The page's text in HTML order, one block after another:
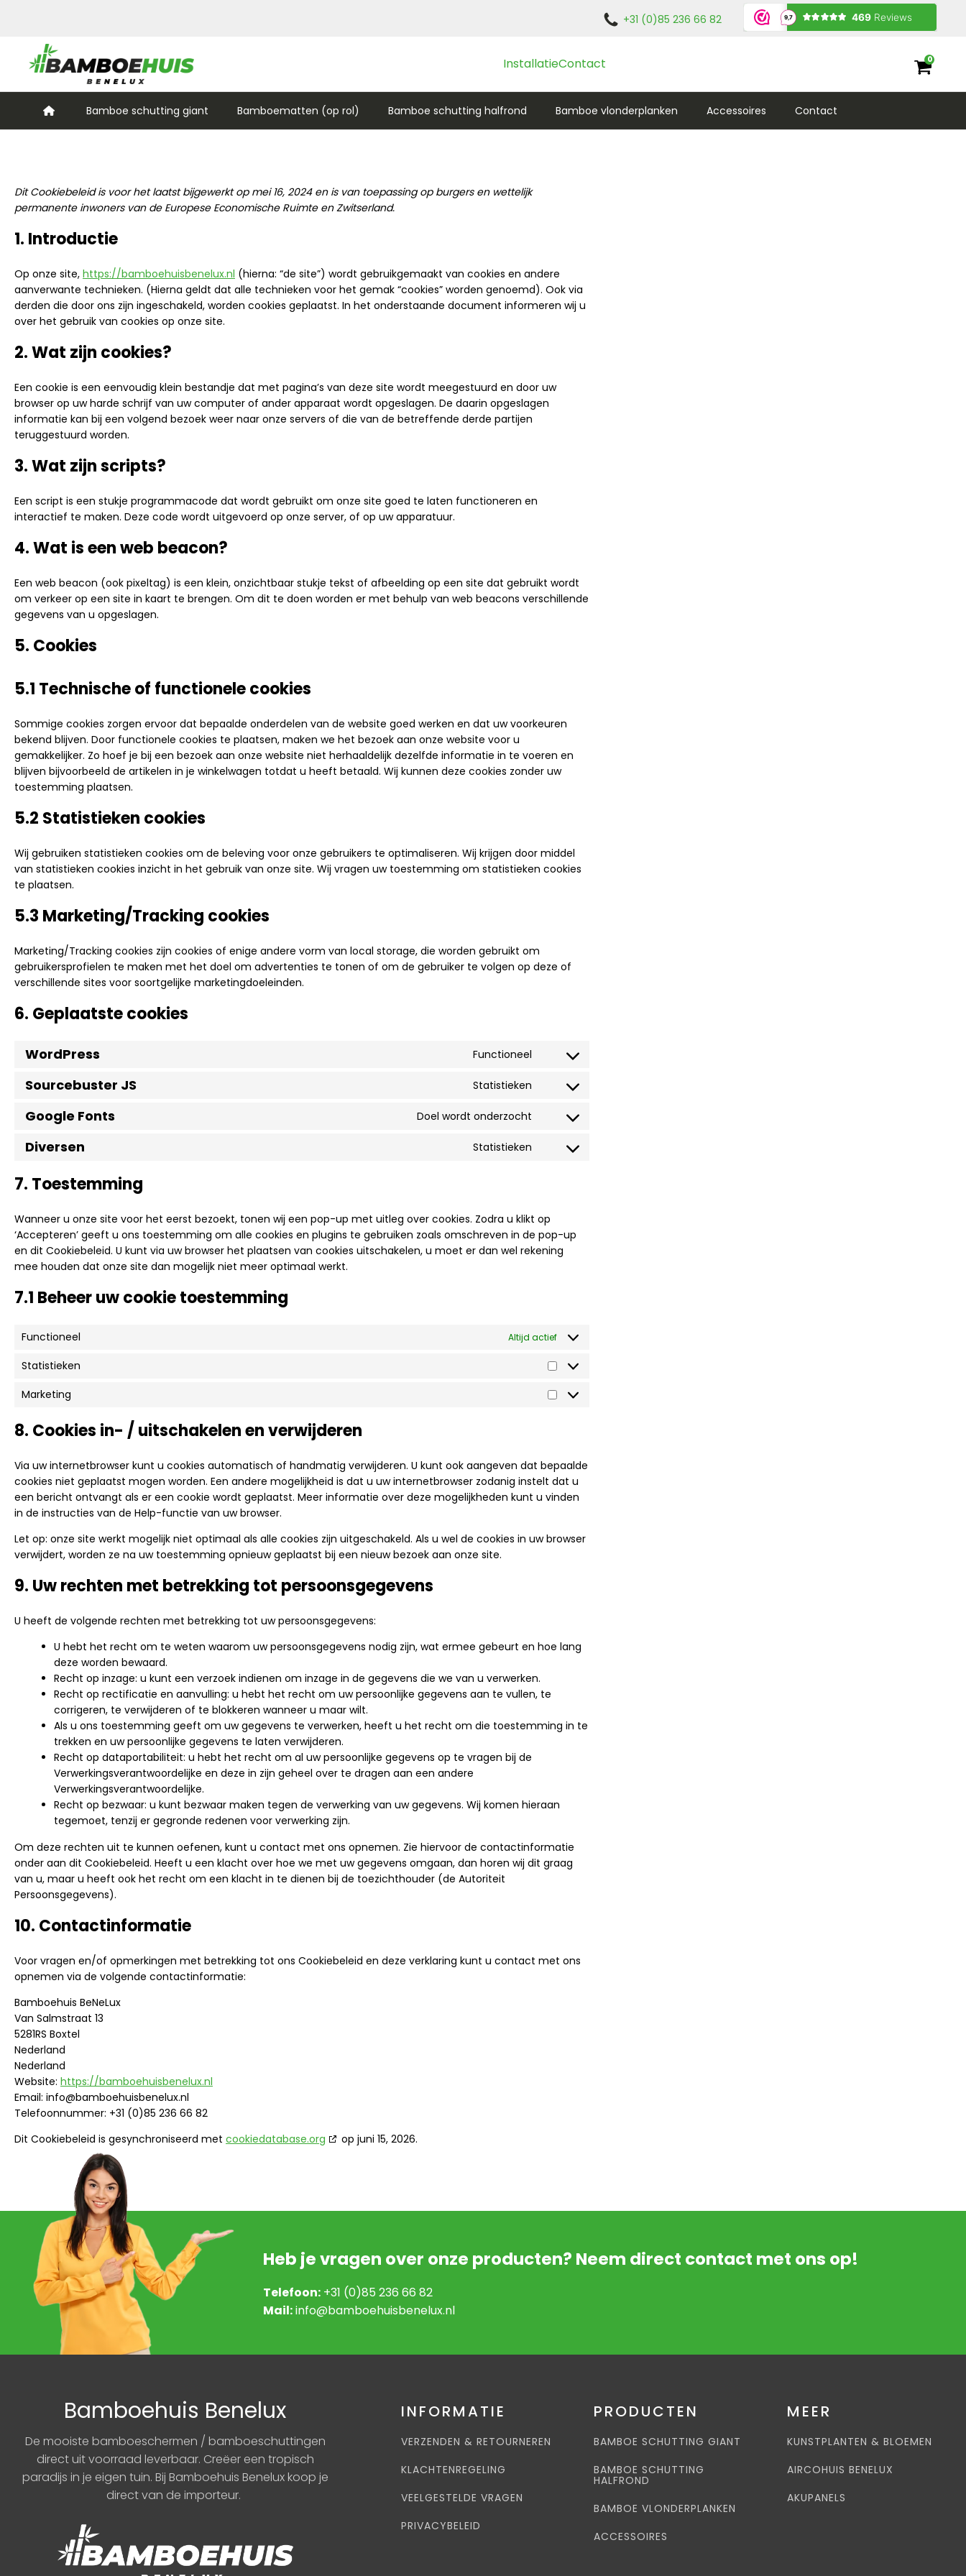
+31 (0)85 236 66 82
InstallatieContact 0
Bamboe schutting giant Bamboematten (op rol) Bamboe schutting halfrond Bamboe vlonderplanken Accessoires Contact
Dit Cookiebeleid is voor het laatst bijgewerkt op mei 16, 2024 en is van toepassing op burgers en wettelijk
permanente inwoners van de Europese Economische Ruimte en Zwitserland.
1. Introductie
Op onze site, https://bamboehuisbenelux.nl (hierna: “de site”) wordt gebruikgemaakt van cookies en andere
aanverwante technieken. (Hierna geldt dat alle technieken voor het gemak “cookies” worden genoemd). Ook via
derden die door ons zijn ingeschakeld, worden cookies geplaatst. In het onderstaande document informeren wij u
over het gebruik van cookies op onze site.
2. Wat zijn cookies?
Een cookie is een eenvoudig klein bestandje dat met pagina’s van deze site wordt meegestuurd en door uw
browser op uw harde schrijf van uw computer of ander apparaat wordt opgeslagen. De daarin opgeslagen
informatie kan bij een volgend bezoek weer naar onze servers of die van de betreffende derde partijen
teruggestuurd worden.
3. Wat zijn scripts?
Een script is een stukje programmacode dat wordt gebruikt om onze site goed te laten functioneren en
interactief te maken. Deze code wordt uitgevoerd op onze server, of op uw apparatuur.
4. Wat is een web beacon?
Een web beacon (ook pixeltag) is een klein, onzichtbaar stukje tekst of afbeelding op een site dat gebruikt wordt
om verkeer op een site in kaart te brengen. Om dit te doen worden er met behulp van web beacons verschillende
gegevens van u opgeslagen.
5. Cookies
5.1 Technische of functionele cookies
Sommige cookies zorgen ervoor dat bepaalde onderdelen van de website goed werken en dat uw voorkeuren
bekend blijven. Door functionele cookies te plaatsen, maken we het bezoek aan onze website voor u
gemakkelijker. Zo hoef je bij een bezoek aan onze website niet herhaaldelijk dezelfde informatie in te voeren en
blijven bijvoorbeeld de artikelen in je winkelwagen totdat u heeft betaald. Wij kunnen deze cookies zonder uw
toestemming plaatsen.
5.2 Statistieken cookies
Wij gebruiken statistieken cookies om de beleving voor onze gebruikers te optimaliseren. Wij krijgen door middel
van statistieken cookies inzicht in het gebruik van onze site. Wij vragen uw toestemming om statistieken cookies
te plaatsen.
5.3 Marketing/Tracking cookies
Marketing/Tracking cookies zijn cookies of enige andere vorm van local storage, die worden gebruikt om
gebruikersprofielen te maken met het doel om advertenties te tonen of om de gebruiker te volgen op deze of
verschillende sites voor soortgelijke marketingdoeleinden.
6. Geplaatste cookies
WordPress Functioneel
Consent
service
Sourcebuster JS Statistieken
Consent
service
Google Fonts Doel wordt onderzocht
Consent
service
Diversen Statistieken
Consent
7. Toestemming
Wanneer u onze site voor het eerst bezoekt, tonen wij een pop-up met uitleg over cookies. Zodra u klikt op
‘Accepteren’ geeft u ons toestemming om alle cookies en plugins te gebruiken zoals omschreven in de pop-up
en dit Cookiebeleid. U kunt via uw browser het plaatsen van cookies uitschakelen, u moet er dan wel rekening
mee houden dat onze site dan mogelijk niet meer optimaal werkt.
7.1 Beheer uw cookie toestemming
Functioneel Altijd actief
Statistieken
Statistieken
Marketing
Marketing
8. Cookies in- / uitschakelen en verwijderen
Via uw internetbrowser kunt u cookies automatisch of handmatig verwijderen. U kunt ook aangeven dat bepaalde
cookies niet geplaatst mogen worden. Een andere mogelijkheid is dat u uw internetbrowser zodanig instelt dat u
een bericht ontvangt als er een cookie wordt geplaatst. Meer informatie over deze mogelijkheden kunt u vinden
in de instructies van de Help-functie van uw browser.
Let op: onze site werkt mogelijk niet optimaal als alle cookies zijn uitgeschakeld. Als u wel de cookies in uw browser
verwijdert, worden ze na uw toestemming opnieuw geplaatst bij een nieuw bezoek aan onze site.
9. Uw rechten met betrekking tot persoonsgegevens
U heeft de volgende rechten met betrekking tot uw persoonsgegevens:
U hebt het recht om te weten waarom uw persoonsgegevens nodig zijn, wat ermee gebeurt en hoe lang
deze worden bewaard.
Recht op inzage: u kunt een verzoek indienen om inzage in de gegevens die we van u verwerken.
Recht op rectificatie en aanvulling: u hebt het recht om uw persoonlijke gegevens aan te vullen, te
corrigeren, te verwijderen of te blokkeren wanneer u maar wilt.
Als u ons toestemming geeft om uw gegevens te verwerken, heeft u het recht om die toestemming in te
trekken en uw persoonlijke gegevens te laten verwijderen.
Recht op dataportabiliteit: u hebt het recht om al uw persoonlijke gegevens op te vragen bij de
Verwerkingsverantwoordelijke en deze in zijn geheel over te dragen aan een andere
Verwerkingsverantwoordelijke.
Recht op bezwaar: u kunt bezwaar maken tegen de verwerking van uw gegevens. Wij komen hieraan
tegemoet, tenzij er gegronde redenen voor verwerking zijn.
Om deze rechten uit te kunnen oefenen, kunt u contact met ons opnemen. Zie hiervoor de contactinformatie
onder aan dit Cookiebeleid. Heeft u een klacht over hoe we met uw gegevens omgaan, dan horen wij dit graag
van u, maar u heeft ook het recht om een klacht in te dienen bij de toezichthouder (de Autoriteit
Persoonsgegevens).
10. Contactinformatie
Voor vragen en/of opmerkingen met betrekking tot ons Cookiebeleid en deze verklaring kunt u contact met ons
opnemen via de volgende contactinformatie:
Bamboehuis BeNeLux
Van Salmstraat 13
5281RS Boxtel
Nederland
Nederland
Website: https://bamboehuisbenelux.nl
Email: info@bamboehuisbenelux.nl
Telefoonnummer: +31 (0)85 236 66 82
Dit Cookiebeleid is gesynchroniseerd met cookiedatabase.org op juni 15, 2026.
Heb je vragen over onze producten? Neem direct contact met ons op!
Telefoon: +31 (0)85 236 66 82
Mail:info@bamboehuisbenelux.nl
Bamboehuis Benelux
De mooiste bamboeschermen / bamboeschuttingen
direct uit voorraad leverbaar. Creëer een tropisch
paradijs in je eigen tuin. Bij Bamboehuis Benelux koop je
direct van de importeur.
INFORMATIE
VERZENDEN & RETOURNEREN
KLACHTENREGELING
VEELGESTELDE VRAGEN
PRIVACYBELEID
PRODUCTEN
BAMBOE SCHUTTING GIANT
BAMBOE SCHUTTING
HALFROND
BAMBOE VLONDERPLANKEN
ACCESSOIRES
MEER
KUNSTPLANTEN & BLOEMEN
AIRCOHUIS BENELUX
AKUPANELS